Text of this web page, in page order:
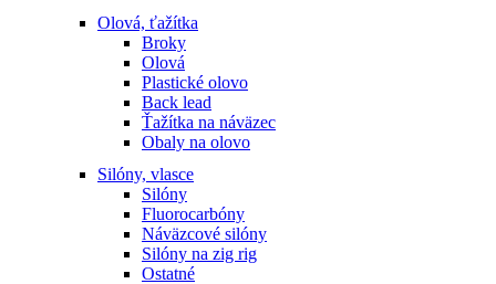
Olová, ťažítka
Broky
Olová
Plastické olovo
Back lead
Ťažítka na náväzec
Obaly na olovo
Silóny, vlasce
Silóny
Fluorocarbóny
Náväzcové silóny
Silóny na zig rig
Ostatné